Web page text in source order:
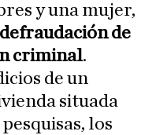
y una mujer,
de
criminal.
de un
situada
los